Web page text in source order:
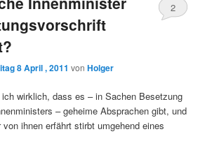
8 April , 2011 vonHolger
2
wirklich, dass es – in Sachen Besetzung
– geheime Absprachen gibt, und
ihnen erfährt stirbt umgehend eines